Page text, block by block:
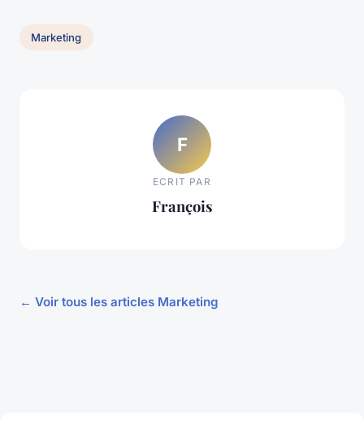
Marketing
F
ECRIT PAR
François
← Voir tous les articles Marketing